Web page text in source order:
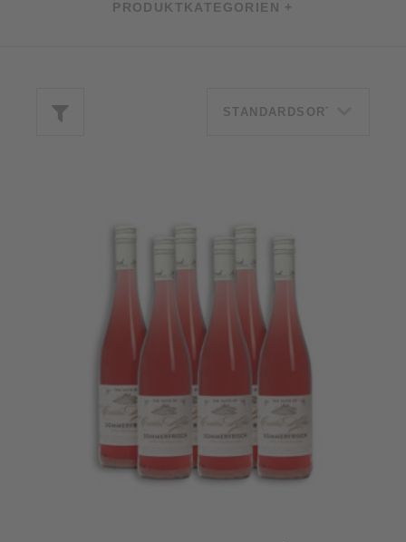
PRODUKTKATEGORIEN +